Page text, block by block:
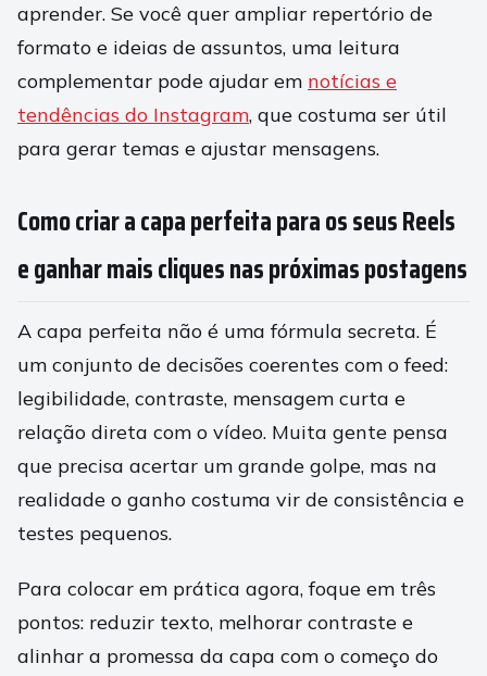
aprender. Se você quer ampliar repertório de
formato e ideias de assuntos, uma leitura
complementar pode ajudar em notícias e
tendências do Instagram, que costuma ser útil
para gerar temas e ajustar mensagens.
Como criar a capa perfeita para os seus Reels
e ganhar mais cliques nas próximas postagens
A capa perfeita não é uma fórmula secreta. É
um conjunto de decisões coerentes com o feed:
legibilidade, contraste, mensagem curta e
relação direta com o vídeo. Muita gente pensa
que precisa acertar um grande golpe, mas na
realidade o ganho costuma vir de consistência e
testes pequenos.
Para colocar em prática agora, foque em três
pontos: reduzir texto, melhorar contraste e
alinhar a promessa da capa com o começo do